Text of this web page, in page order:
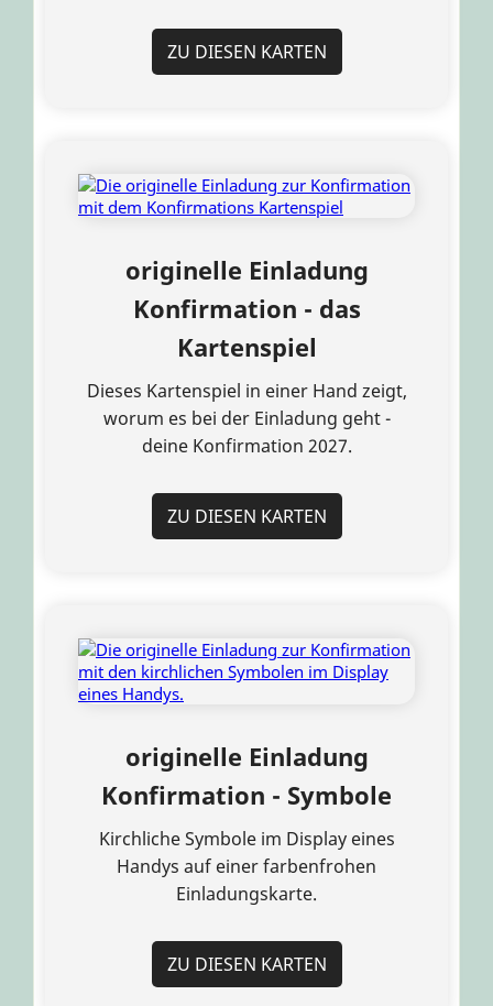
ZU DIESEN KARTEN
originelle Einladung
Konfirmation - das
Kartenspiel
Dieses Kartenspiel in einer Hand zeigt,
worum es bei der Einladung geht -
deine Konfirmation 2027.
ZU DIESEN KARTEN
originelle Einladung
Konfirmation - Symbole
Kirchliche Symbole im Display eines
Handys auf einer farbenfrohen
Einladungskarte.
ZU DIESEN KARTEN